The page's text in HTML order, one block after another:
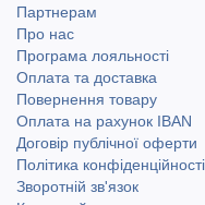
Партнерам
Про нас
Програма лояльності
Оплата та доставка
Повернення товару
Оплата на рахунок IBAN
Договір публічної оферти
Політика конфіденційності
Зворотній зв'язок